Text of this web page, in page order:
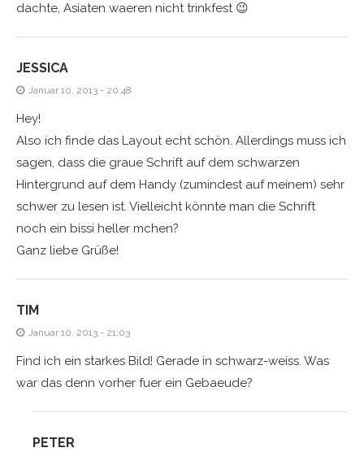
dachte, Asiaten waeren nicht trinkfest 😉
JESSICA
Januar 10, 2013 - 20:48
Hey!
Also ich finde das Layout echt schön. Allerdings muss ich
sagen, dass die graue Schrift auf dem schwarzen
Hintergrund auf dem Handy (zumindest auf meinem) sehr
schwer zu lesen ist. Vielleicht könnte man die Schrift
noch ein bissi heller mchen?
Ganz liebe Grüße!
TIM
Januar 10, 2013 - 21:03
Find ich ein starkes Bild! Gerade in schwarz-weiss. Was
war das denn vorher fuer ein Gebaeude?
PETER